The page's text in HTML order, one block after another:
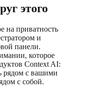
этого
на приватность
и
панели.
которое
Context AI:
рядом с вашими
с собой.